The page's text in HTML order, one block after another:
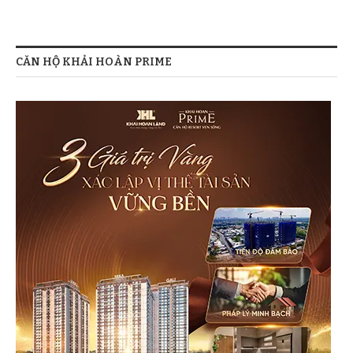
Thị Coopmart.Trung tâm thương mại.
Kết nối đường Kênh Tân Hóa Lò Gốm trong vài
Cách Bệnh viện Tân Phú chỉ 800m ( Đi theo trục
đường Kênh Tân Hóa Lò Gốm ).
Cách UBND Quận Tân Phú, Big C Phú Thạnh,
Coopmart Lũy Bán Bích 1km.
Gần Parkson Flemington, Lotte Mart Lê Đại
Hành, Khu TDTT Phú Thọ 3km.
Cách chợ Tân Bình chỉ 3km.
Cách bênh viện Thống Nhất 3km.
Cách AEON MALL Tân Phú chỉ 3.5km.
Từ căn hộ Carillon 2 đến sân bay Tân Sơn Nhất
Jamona Golden Silk
CĂN HỘ KHẢI HOÀN PRIME